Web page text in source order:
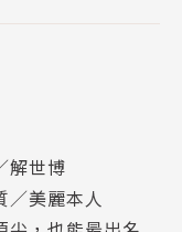
現，有50%都
跳舞，卻有超過
卻是公認極有成
解世博
美麗本人